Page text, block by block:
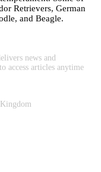
Retrievers, German
and Beagle.
news and
access articles anytime